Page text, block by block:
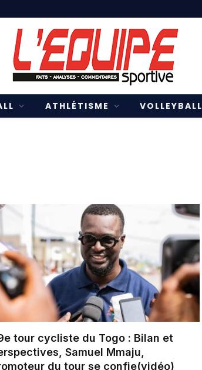
ATHLÉTISME VOLLEYBALL
tour cycliste du Togo : Bilan et
Samuel Mmaju,
du tour se confie(vidéo)